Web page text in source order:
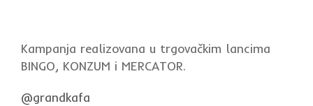
Kampanja realizovana u trgovačkim lancima
BINGO, KONZUM i MERCATOR.
@grandkafa